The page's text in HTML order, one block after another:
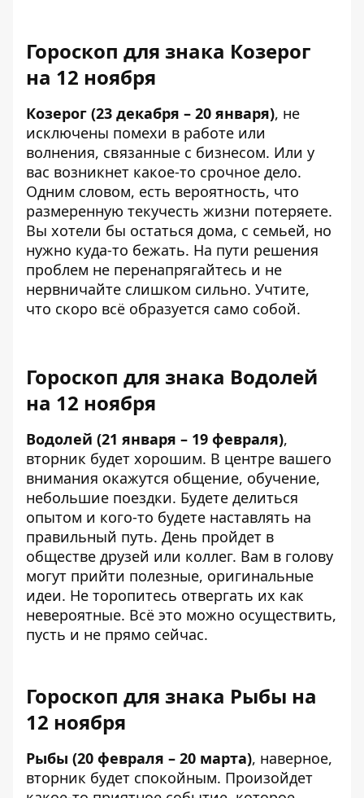
Гороскоп для знака Козерог
на 12 ноября
Козерог (23 декабря – 20 января), не
исключены помехи в работе или
волнения, связанные с бизнесом. Или у
вас возникнет какое-то срочное дело.
Одним словом, есть вероятность, что
размеренную текучесть жизни потеряете.
Вы хотели бы остаться дома, с семьей, но
нужно куда-то бежать. На пути решения
проблем не перенапрягайтесь и не
нервничайте слишком сильно. Учтите,
что скоро всё образуется само собой.
Гороскоп для знака Водолей
на 12 ноября
Водолей (21 января – 19 февраля),
вторник будет хорошим. В центре вашего
внимания окажутся общение, обучение,
небольшие поездки. Будете делиться
опытом и кого-то будете наставлять на
правильный путь. День пройдет в
обществе друзей или коллег. Вам в голову
могут прийти полезные, оригинальные
идеи. Не торопитесь отвергать их как
невероятные. Всё это можно осуществить,
пусть и не прямо сейчас.
Гороскоп для знака Рыбы на
12 ноября
Рыбы (20 февраля – 20 марта), наверное,
вторник будет спокойным. Произойдет